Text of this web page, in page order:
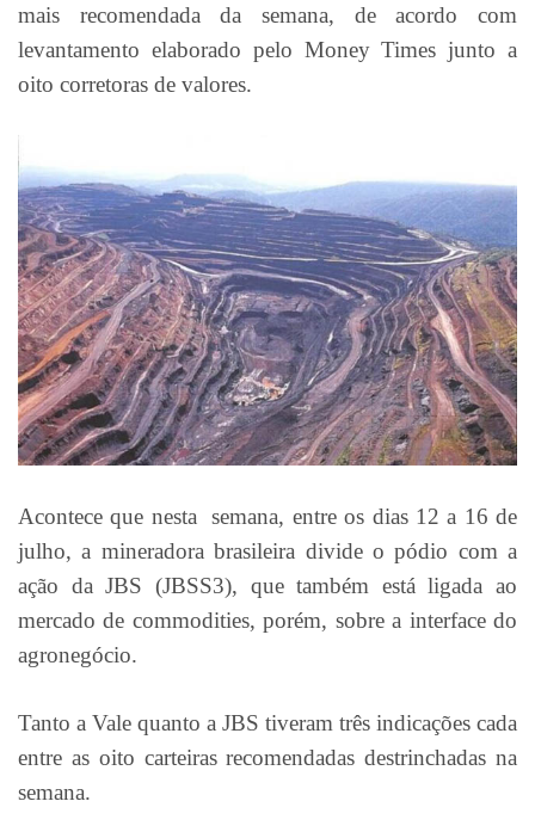
mais recomendada da semana, de acordo com
levantamento elaborado pelo Money Times junto a
oito corretoras de valores.
Acontece que nesta semana, entre os dias 12 a 16 de
julho, a mineradora brasileira divide o pódio com a
ação da JBS (JBSS3), que também está ligada ao
mercado de commodities, porém, sobre a interface do
agronegócio.
Tanto a Vale quanto a JBS tiveram três indicações cada
entre as oito carteiras recomendadas destrinchadas na
semana.